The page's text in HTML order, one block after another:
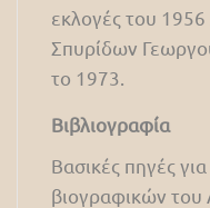
εκλογές του
Σπυρίδων
το 1973.
Βιβλιογραφία
Βασικές πηγές
βιογραφικών του